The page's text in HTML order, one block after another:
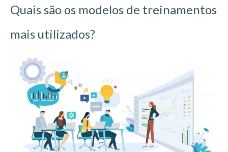
Quais são os modelos de treinamentos
mais utilizados?